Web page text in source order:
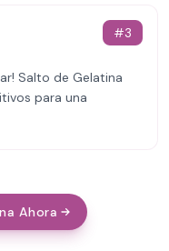
#3
Salto de Gelatina
para una
Ahora